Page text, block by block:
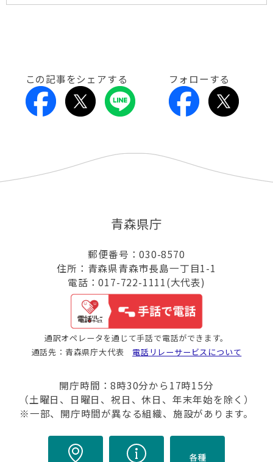
この記事をシェアする フォローする
青森県庁
郵便番号：030-8570
住所：青森県青森市長島一丁目1-1
電話：017-722-1111(大代表)
通訳オペレータを通じて手話で電話ができます。
通話先：青森県庁大代表 電話リレーサービスについて
開庁時間：8時30分から17時15分
（土曜日、日曜日、祝日、休日、年末年始を除く）
※一部、開庁時間が異なる組織、施設があります。